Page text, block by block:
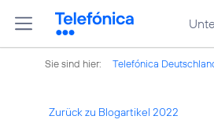
Sie sind hier: Telefónica
Zurück zu Blogartikel 2022